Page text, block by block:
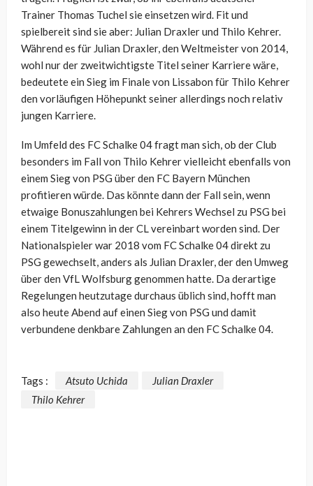
Trainer Thomas Tuchel sie einsetzen wird. Fit und
spielbereit sind sie aber: Julian Draxler und Thilo Kehrer.
Während es für Julian Draxler, den Weltmeister von 2014,
wohl nur der zweitwichtigste Titel seiner Karriere wäre,
bedeutete ein Sieg im Finale von Lissabon für Thilo Kehrer
den vorläufigen Höhepunkt seiner allerdings noch relativ
jungen Karriere.
Im Umfeld des FC Schalke 04 fragt man sich, ob der Club
besonders im Fall von Thilo Kehrer vielleicht ebenfalls von
einem Sieg von PSG über den FC Bayern München
profitieren würde. Das könnte dann der Fall sein, wenn
etwaige Bonuszahlungen bei Kehrers Wechsel zu PSG bei
einem Titelgewinn in der CL vereinbart worden sind. Der
Nationalspieler war 2018 vom FC Schalke 04 direkt zu
PSG gewechselt, anders als Julian Draxler, der den Umweg
über den VfL Wolfsburg genommen hatte. Da derartige
Regelungen heutzutage durchaus üblich sind, hofft man
also heute Abend auf einen Sieg von PSG und damit
verbundene denkbare Zahlungen an den FC Schalke 04.
Tags : Atsuto Uchida
Julian Draxler
Thilo Kehrer